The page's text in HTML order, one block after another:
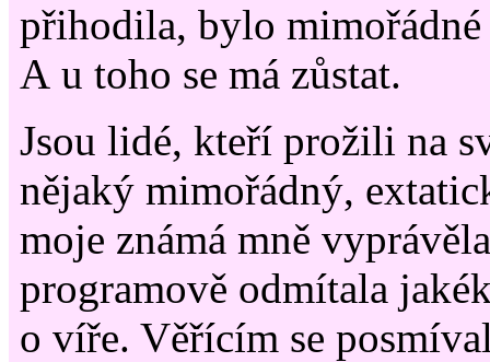
přihodila, bylo
A u toho se má zůstat.
Jsou lidé, kteří prožili na
nějaký mimořádný,
moje známá mně
programově odmítala
o víře. Věřícím se